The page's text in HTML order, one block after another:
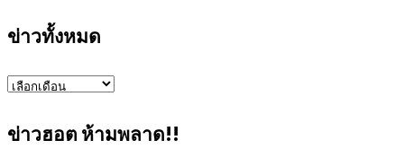
ข่าวทั้งหมด
ข่าว
ข่าวฮอต ห้ามพลาด!!